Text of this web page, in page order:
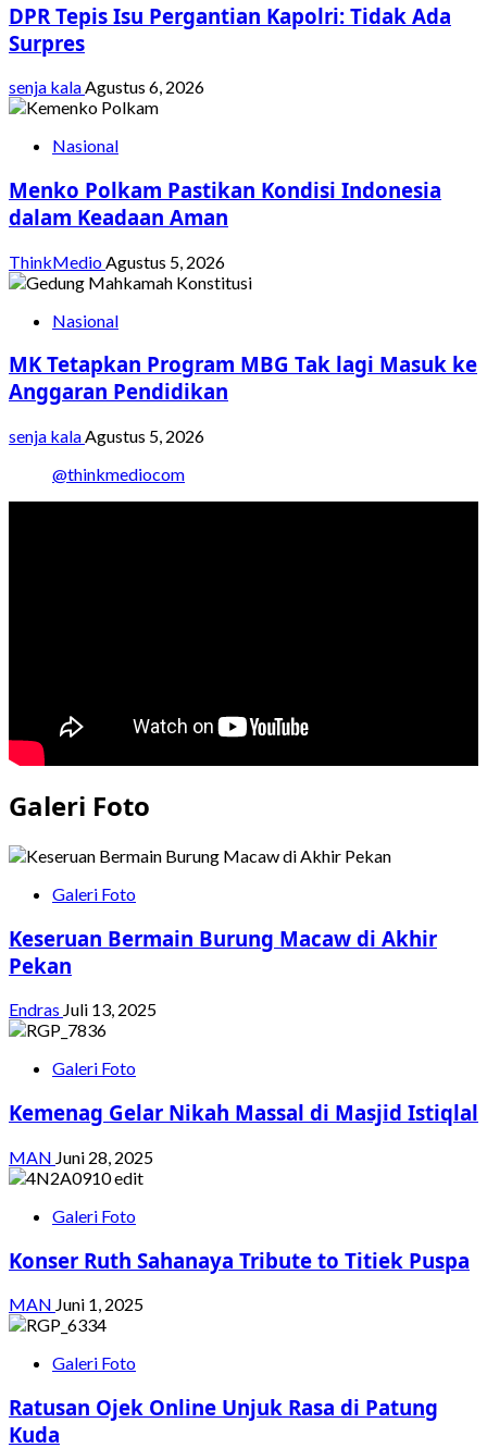
DPR Tepis Isu Pergantian Kapolri: Tidak Ada
Surpres
senja kalaAgustus 6, 2026
Nasional
Menko Polkam Pastikan Kondisi Indonesia
dalam Keadaan Aman
ThinkMedio Agustus 5, 2026
Nasional
MK Tetapkan Program MBG Tak lagi Masuk ke
Anggaran Pendidikan
senja kalaAgustus 5, 2026
@thinkmediocom
Galeri Foto
Galeri Foto
Keseruan Bermain Burung Macaw di Akhir
Pekan
Endras Juli 13, 2025
Galeri Foto
Kemenag Gelar Nikah Massal di Masjid Istiqlal
MAN Juni 28, 2025
Galeri Foto
Konser Ruth Sahanaya Tribute to Titiek Puspa
MAN Juni 1, 2025
Galeri Foto
Ratusan Ojek Online Unjuk Rasa di Patung
Kuda